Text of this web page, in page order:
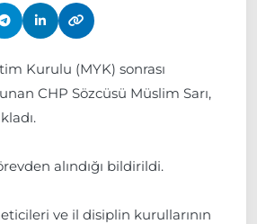
Kurulu (MYK) sonrası
CHP Sözcüsü Müslim Sarı,
alındığı bildirildi.
ve il disiplin kurullarının